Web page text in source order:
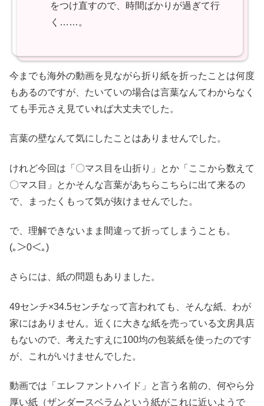
をつけ直すので、時間ばかりが過ぎて行
く……。
今までも海外の動画を見ながら折り紙を折ったことは何度
もあるのですが、たいていの場合は言葉なんてわからなく
ても手元さえ見ていれば大丈夫でした。
言葉の壁なんて気にしたことはありませんでした。
けれど今回は「〇マス目を山折り」とか「ここから数えて
〇マス目」とかそんな言葉があちらこちらに出て来るの
で、まったくもって気が抜けませんでした。
で、理解できないまま間違って折ってしまうことも。
(｡＞0＜｡)
さらには、紙の問題もありました。
49センチ×34.5センチなって言われても、そんな紙、わが
家にはありません。近くに大きな紙を売っている文房具店
もないので、考えたすえに100均の包装紙を使ったのです
が、これがいけませんでした。
動画では「エレファントハイド」と言う名前の、何やら分
厚い紙（ザンダースベラムという紙がこれに近いようで